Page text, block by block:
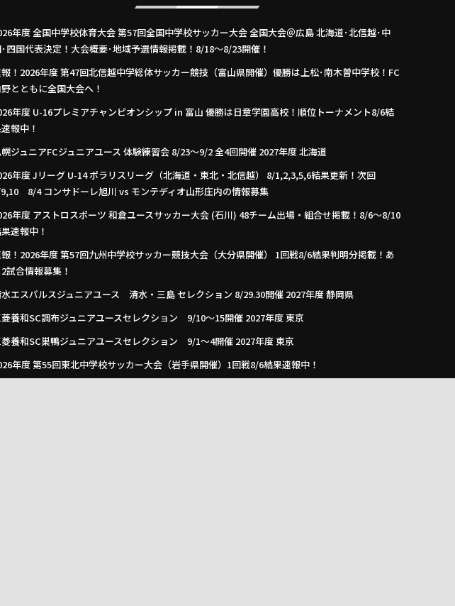
年度 全国中学校体育大会 第57回全国中学校サッカー大会 全国大会＠広島 北海道･北信越･中
四国代表決定！大会概要･地域予選情報掲載！8/18～8/23開催！
！2026年度 第47回北信越中学総体サッカー競技（富山県開催）優勝は上松･南木曽中学校！FC
とともに全国大会へ！
年度 U-16プレミアチャンピオンシップ in 富山 優勝は日章学園高校！順位トーナメント8/6結
報中！
ジュニアFCジュニアユース 体験練習会 8/23～9/2 全4回開催 2027年度 北海道
年度 Jリーグ U-14 ポラリスリーグ（北海道・東北・北信越） 8/1,2,3,5,6結果更新！次回
8/4 コンサドーレ旭川 vs モンテディオ山形庄内の情報募集
年度 アストロスポーツ 和倉ユースサッカー大会 (石川) 48チーム出場・組合せ掲載！8/6～8/10
速報中！
！2026年度 第57回九州中学校サッカー競技大会（大分県開催） 1回戦8/6結果判明分掲載！あ
2試合情報募集！
エスパルスジュニアユース 清水・三島 セレクション 8/29.30開催 2027年度 静岡県
養和SC調布ジュニアユースセレクション 9/10～15開催 2027年度 東京
養和SC巣鴨ジュニアユースセレクション 9/1～4開催 2027年度 東京
年度 第55回東北中学校サッカー大会（岩手県開催）1回戦8/6結果速報中！